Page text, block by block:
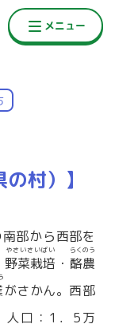
村）】
部から西部を
野菜栽培
やさいさいばい
・ 酪農
らくのう
がさかん。西部
人口：1．5万